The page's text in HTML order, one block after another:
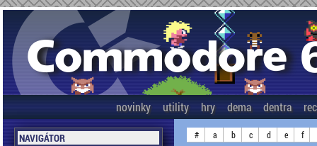
novinky utility hry dema dentra
NAVIGÁTOR # a b c d e f